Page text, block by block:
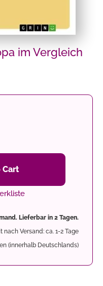
im Vergleich
Cart
Lieferbar in 2 Tagen.
nach Versand: ca. 1-2 Tage
(innerhalb Deutschlands)